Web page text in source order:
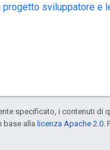
progetto sviluppatore
specificato, i contenuti di
base alla licenza Apache 2.0